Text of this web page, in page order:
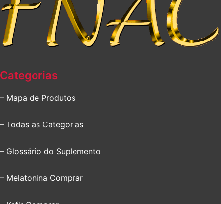
Categorias
– Mapa de Produtos
– Todas as Categorias
– Glossário do Suplemento
– Melatonina Comprar